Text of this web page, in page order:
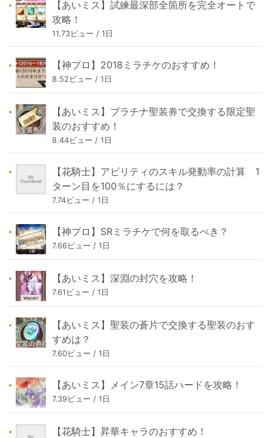
【あいミス】試練最深部全箇所を完全オートで
攻略！
11.73ビュー / 1日
【神プロ】2018ミラチケのおすすめ！
8.52ビュー / 1日
【あいミス】プラチナ聖装券で交換する限定聖
装のおすすめ！
8.44ビュー / 1日
【花騎士】アビリティのスキル発動率の計算 1
ターン目を100％にするには？
7.74ビュー / 1日
【神プロ】SRミラチケで何を取るべき？
7.66ビュー / 1日
【あいミス】深淵の封穴を攻略！
7.61ビュー / 1日
【あいミス】聖装の蒼片で交換する聖装のおす
すめは？
7.60ビュー / 1日
【あいミス】メイン7章15話ハードを攻略！
7.39ビュー / 1日
【花騎士】昇華キャラのおすすめ！